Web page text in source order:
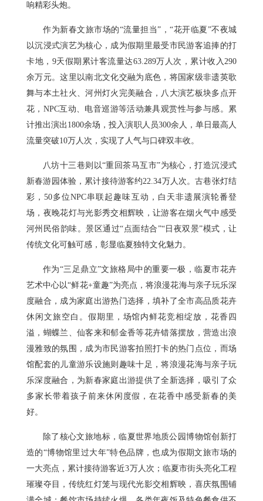
响精彩头炮。
作为新春文旅市场的“流量担当”，“花开临夏”不夜城
以沉浸式演艺为核心，成为假期里最受市民游客追捧的打
卡地，9天假期累计客流量达63.289万人次，累计收入290
余万元。这里以南北文化交融为底色，将国家级非遗英歌
舞与本土社火、河州灯火完美融合，八大演艺板块多点开
花，NPC互动、电音巡游等活动兼具观赏性与参与感。累
计推出演出1800余场，投入演职人员300余人，单日最高人
流量突破10万人次，实现了人气与口碑双丰收。
八坊十三巷则以“重回茶马互市”为核心，打造沉浸式
新春游园体验，累计接待游客约22.34万人次。古巷张灯结
彩，50多位NPC串联起趣味互动，白天非遗展演轮番登
场，夜晚花灯与光影秀交相辉映，让游客在烟火气中感受
河州民俗韵味。景区通过“点面结合”“日夜双景”模式，让
传统文化可触可感，彰显临夏独特文化魅力。
作为“三足鼎立”文旅格局中的重要一极，临夏市花卉
艺术中心以“鲜花+童趣”为亮点，将浪漫花海与亲子玩乐深
度融合，成为家庭出游热门选择，填补了全市高品质花卉
休闲文旅空白。假期里，场馆内鲜花竞相绽放，花香四
溢，蝴蝶兰、仙客来和郁金香等花卉错落摆放，营造出浪
漫雅致的氛围，成为市民游客拍照打卡的热门点位，而场
馆配套的儿童游乐设施则趣味十足，将浪漫花海与亲子玩
乐深度融合，为新春家庭出游提供了全新选择，吸引了众
多家长带着孩子前来休闲度假，在花香中感受新春的美
好。
除了核心文旅地标，临夏世界地质公园博物馆创新打
造的“博物馆里过大年”特色品牌，也成为假期文旅市场的
一大亮点，累计接待游客近3万人次；临夏市街头亮化工程
璀璨夺目，传统红灯笼与现代光影交相辉映，喜庆氛围铺